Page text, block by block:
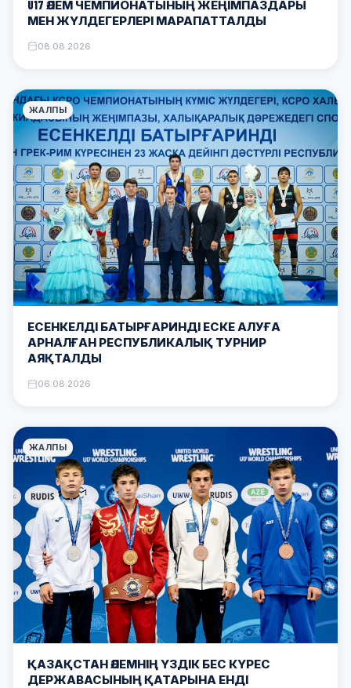
U17 ӘЛЕМ ЧЕМПИОНАТЫНЫҢ ЖЕҢІМПАЗДАРЫ
МЕН ЖҮЛДЕГЕРЛЕРІ МАРАПАТТАЛДЫ
08.08.2026
ЖАЛПЫ
ЕСЕНКЕЛДІ БАТЫРҒАРИНДІ ЕСКЕ АЛУҒА
АРНАЛҒАН РЕСПУБЛИКАЛЫҚ ТУРНИР
АЯҚТАЛДЫ
06.08.2026
ЖАЛПЫ
ҚАЗАҚСТАН ӘЛЕМНІҢ ҮЗДІК БЕС КҮРЕС
ДЕРЖАВАСЫНЫҢ ҚАТАРЫНА ЕНДІ